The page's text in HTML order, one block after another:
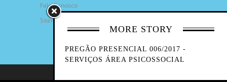
MORE STORY
PREGÃO PRESENCIAL 006/2017 -
SERVIÇOS ÁREA PSICOSSOCIAL
Fale Conosco
Sitemap